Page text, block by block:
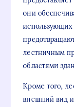
они
использующих
лестничным
областями
Кроме того,
внешний вид